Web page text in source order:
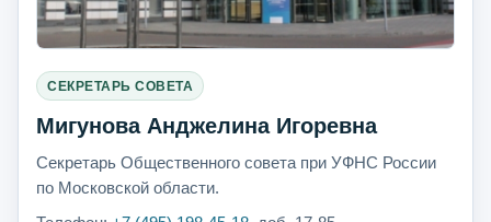
СЕКРЕТАРЬ СОВЕТА
Мигунова Анджелина Игоревна
Секретарь Общественного совета при УФНС России
по Московской области.